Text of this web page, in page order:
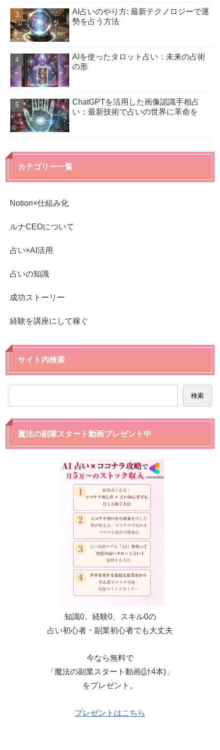
AI占いのやり方: 最新テクノロジーで運
勢を占う方法
AIを使ったタロット占い：未来の占術
の形
ChatGPTを活用した画像認識手相占
い：最新技術で占いの世界に革命を
カテゴリー一覧
Notion×仕組み化
ルナCEOについて
占い×AI活用
占いの知識
成功ストーリー
経験を講座にして稼ぐ
サイト内検索
検索
魔法の副業スタート動画プレゼント中
知識0、経験0、スキル0の
占い初心者・副業初心者でも大丈夫
今なら無料で
「魔法の副業スタート動画(計4本)」
をプレゼント。
プレゼントはこちら